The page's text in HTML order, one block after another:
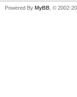
Powered By MyBB , © 2002-